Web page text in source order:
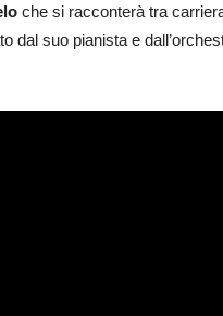
che si racconterà tra
dal suo pianista e